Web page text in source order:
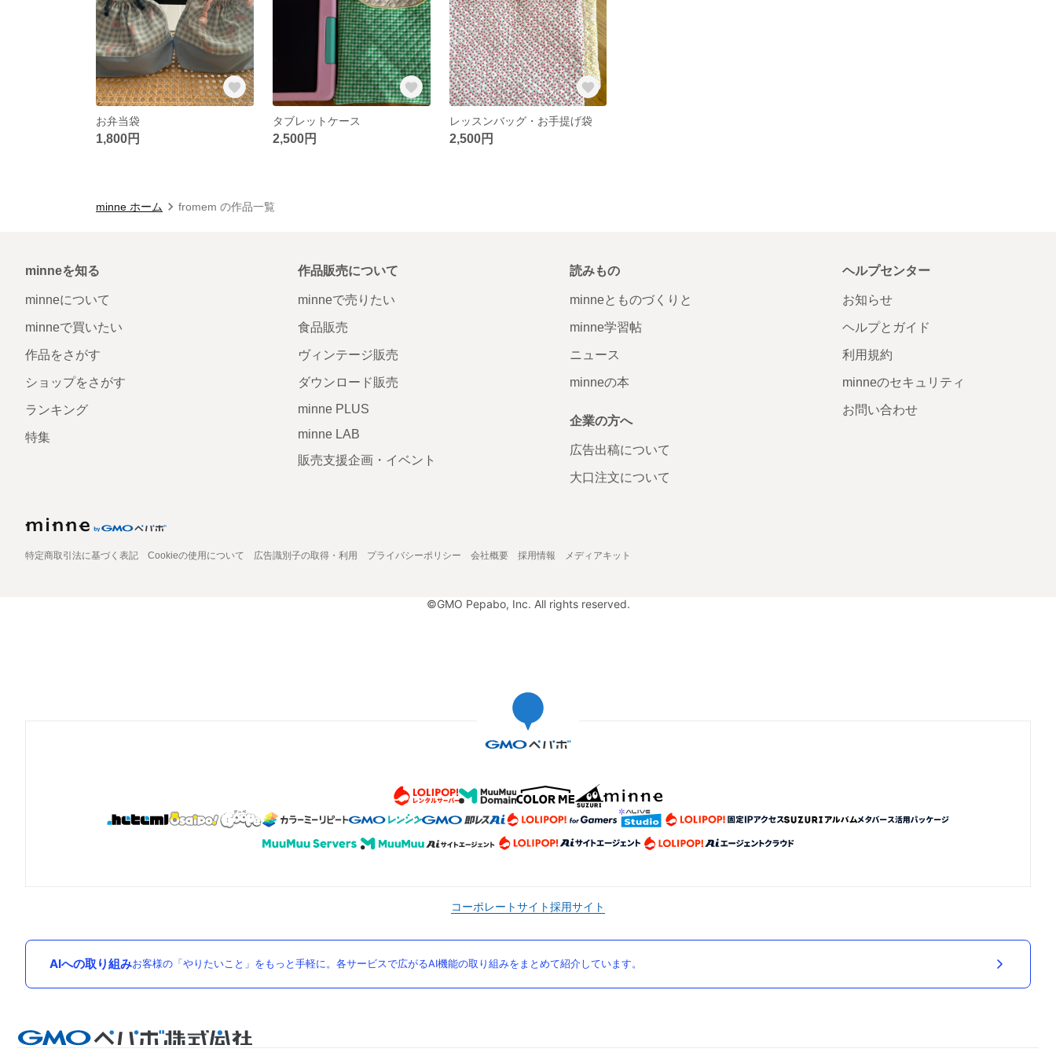
お弁当袋
1,800円
タブレットケース
2,500円
レッスンバッグ・お手提げ袋
2,500円
minne ホーム fromem の作品一覧
minneを知る
minneについて
minneで買いたい
作品をさがす
ショップをさがす
ランキング
特集
作品販売について
minneで売りたい
食品販売
ヴィンテージ販売
ダウンロード販売
minne PLUS
minne LAB
販売支援企画・イベント
読みもの
minneとものづくりと
minne学習帖
ニュース
minneの本
企業の方へ
広告出稿について
大口注文について
ヘルプセンター
お知らせ
ヘルプとガイド
利用規約
minneのセキュリティ
お問い合わせ
特定商取引法に基づく表記 Cookieの使用について 広告識別子の取得・利用 プライバシーポリシー 会社概要 採用情報 メディアキット
©GMO Pepabo, Inc. All rights reserved.
コーポレートサイト採用サイト
AIへの取り組みお客様の「やりたいこと」をもっと手軽に。各サービスで広がるAI機能の取り組みをまとめて紹介しています。